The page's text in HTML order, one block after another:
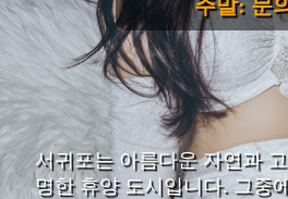
주말: 문
서귀포는 아름다운 자연과
명한 휴양 도시입니다. 그중